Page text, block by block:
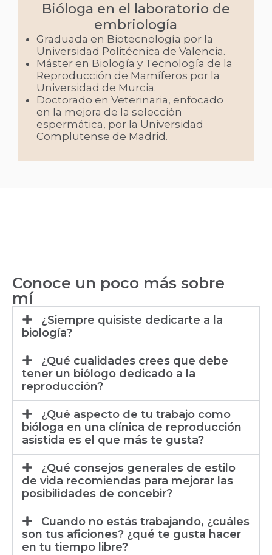
Bióloga en el laboratorio de
embriología
Graduada en Biotecnología por la
Universidad Politécnica de Valencia.
Máster en Biología y Tecnología de la
Reproducción de Mamíferos por la
Universidad de Murcia.
Doctorado en Veterinaria, enfocado
en la mejora de la selección
espermática, por la Universidad
Complutense de Madrid.
Conoce un poco más sobre
mí
¿Siempre quisiste dedicarte a la
biología?
¿Qué cualidades crees que debe
tener un biólogo dedicado a la
reproducción?
¿Qué aspecto de tu trabajo como
bióloga en una clínica de reproducción
asistida es el que más te gusta?
¿Qué consejos generales de estilo
de vida recomiendas para mejorar las
posibilidades de concebir?
Cuando no estás trabajando, ¿cuáles
son tus aficiones? ¿qué te gusta hacer
en tu tiempo libre?